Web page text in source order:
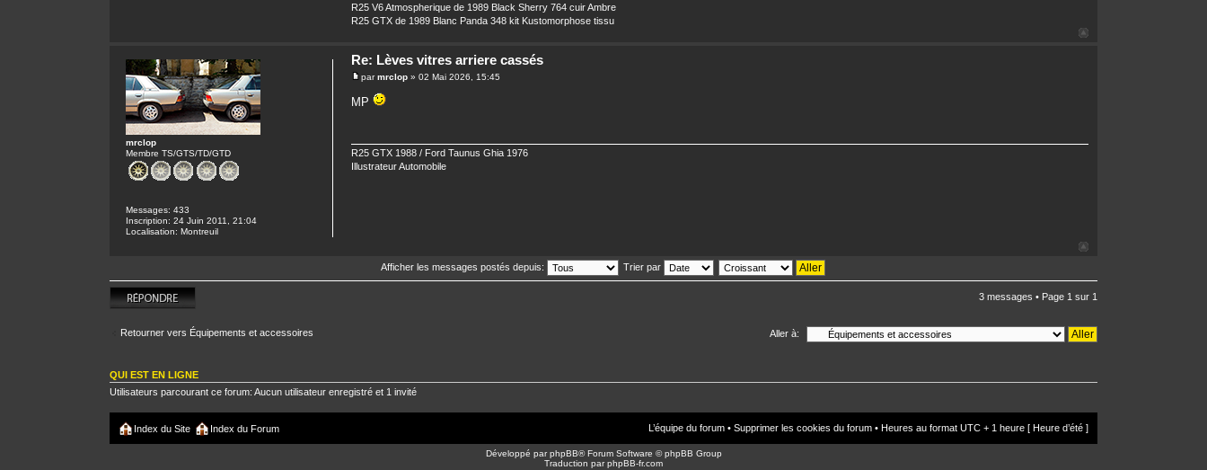
R25 V6 Atmospherique de 1989 Black Sherry 764 cuir Ambre
R25 GTX de 1989 Blanc Panda 348 kit Kustomorphose tissu
Re: Lèves vitres arriere cassés
parmrclop » 02 Mai 2026, 15:45
MP
R25 GTX 1988 / Ford Taunus Ghia 1976
Illustrateur Automobile
mrclop
Membre TS/GTS/TD/GTD
Messages: 433
Inscription: 24 Juin 2011, 21:04
Localisation: Montreuil
Afficher les messages postés depuis: Trier par
Répondre 3 messages • Page 1 sur 1
Retourner vers Équipements et accessoires Aller à:
QUI EST EN LIGNE
Utilisateurs parcourant ce forum: Aucun utilisateur enregistré et 1 invité
Index du Site Index du Forum L’équipe du forum • Supprimer les cookies du forum • Heures au format UTC + 1 heure [ Heure d’été ]
Développé parphpBB® Forum Software © phpBB Group
Traduction parphpBB-fr.com